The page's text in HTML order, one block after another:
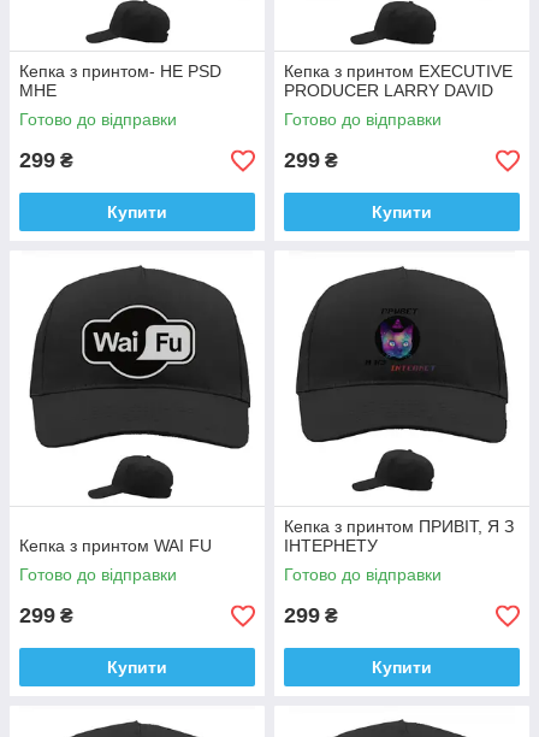
Кепка з принтом- НЕ PSD
МНЕ
Готово до відправки
299 ₴
Купити
Кепка з принтом EXECUTIVE
PRODUCER LARRY DAVID
Готово до відправки
299 ₴
Купити
Кепка з принтом WAI FU
Готово до відправки
299 ₴
Купити
Кепка з принтом ПРИВІТ, Я З
ІНТЕРНЕТУ
Готово до відправки
299 ₴
Купити